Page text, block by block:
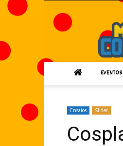
Cosplayer
EVENTOS
Ensaios Slider